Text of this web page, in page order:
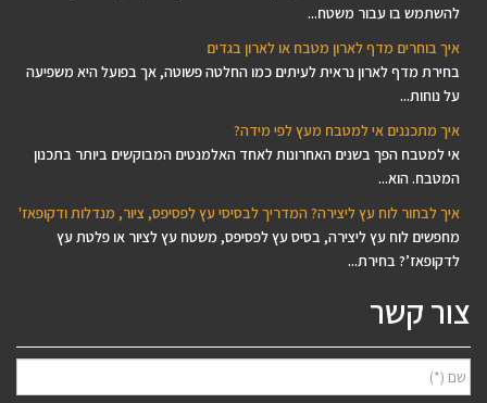
להשתמש בו עבור משטח...
איך בוחרים מדף לארון מטבח או לארון בגדים
בחירת מדף לארון נראית לעיתים כמו החלטה פשוטה, אך בפועל היא משפיעה
על נוחות...
איך מתכננים אי למטבח מעץ לפי מידה?
אי למטבח הפך בשנים האחרונות לאחד האלמנטים המבוקשים ביותר בתכנון
המטבח. הוא...
איך לבחור לוח עץ ליצירה? המדריך לבסיסי עץ לפסיפס, ציור, מנדלות ודקופאז'
מחפשים לוח עץ ליצירה, בסיס עץ לפסיפס, משטח עץ לציור או פלטת עץ
לדקופאז’? בחירת...
צור קשר